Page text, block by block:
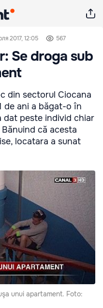
2017, 12:05 567
Se droga sub
din sectorul Ciocana
de ani a băgat-o în
dat peste individ chiar
că acesta
locatara a sunat
unui apartament. Foto: